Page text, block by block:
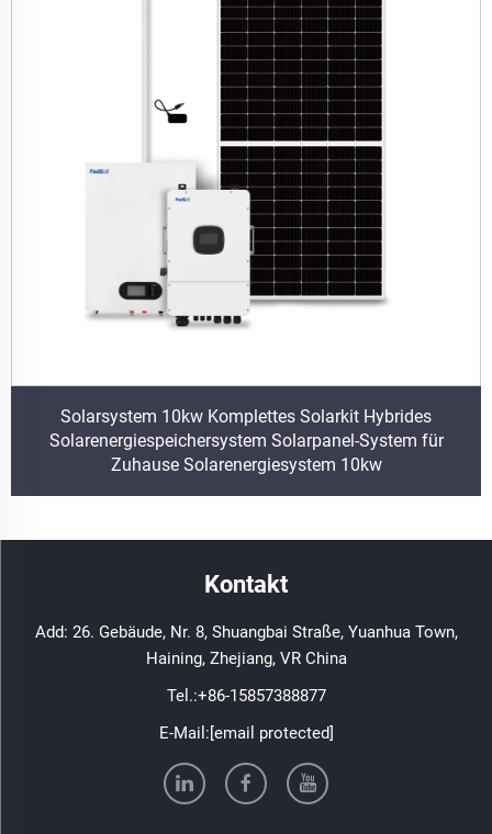
Solarsystem 10kw Komplettes Solarkit Hybrides
Solarenergiespeichersystem Solarpanel-System für
Zuhause Solarenergiesystem 10kw
Kontakt
Add: 26. Gebäude, Nr. 8, Shuangbai Straße, Yuanhua Town,
Haining, Zhejiang, VR China
Tel.:+86-15857388877
E-Mail:[email protected]